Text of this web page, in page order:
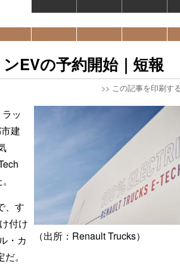
EVの予約開始｜短報
>> この記事を印刷す
（出所：Renault Trucks）
ッ
建
、す
付け
・カ
。